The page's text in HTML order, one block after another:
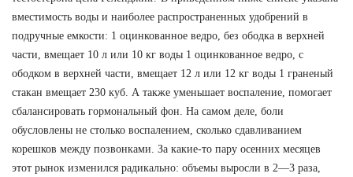
вместимость воды и наиболее распространенных удобрений в
подручные емкости: 1 оцинкованное ведро, без ободка в верхней
части, вмещает 10 л или 10 кг воды 1 оцинкованное ведро, с
ободком в верхней части, вмещает 12 л или 12 кг воды 1 граненый
стакан вмещает 230 куб. А также уменьшает воспаление, помогает
сбалансировать гормональный фон. На самом деле, боли
обусловлены не столько воспалением, сколько сдавливанием
корешков между позвонками. За какие-то пару осенних месяцев
этот рынок изменился радикально: объемы выросли в 2—3 раза,